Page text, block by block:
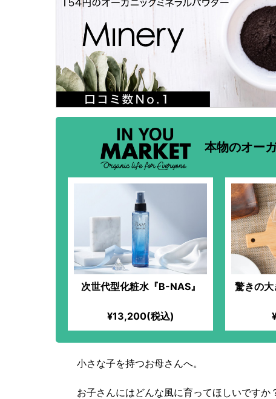
本物のオー
次世代型化粧水『B-NAS』
¥13,200(税込)
驚きの
小さな子を持つお母さんへ。
お子さんにはどんな風に育ってほしいですか